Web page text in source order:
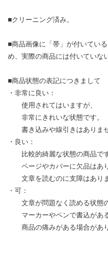
■クリーニング済み。
■商品画像に「帯」が付いてい
め、実際の商品には付いていな
■商品状態の表記につきまして
・非常に良い：
使用されてはいますが、
非常にきれいな状態です。
書き込みや線引きはありませ
・良い：
比較的綺麗な状態の商品です
ページやカバーに欠品はあり
文章を読むのに支障はありま
・可：
文章が問題なく読める状態の
マーカーやペンで書込がある
商品の痛みがある場合があり